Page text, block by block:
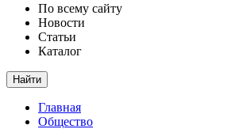
По всему сайту
Новости
Статьи
Каталог
Найти
Главная
Общество